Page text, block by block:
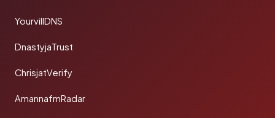
YourvillDNS
DnastyjaTrust
ChrisjatVerify
AmannafmRadar